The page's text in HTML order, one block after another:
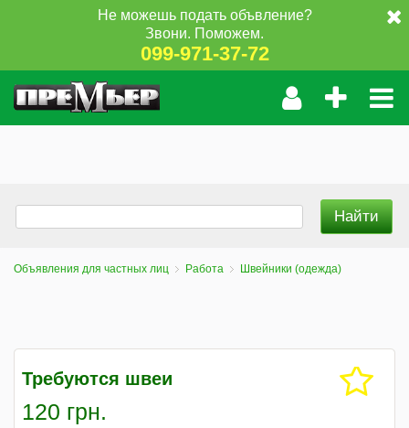
Не можешь подать объвление?
Звони. Поможем.
099-971-37-72
Объявления для частных лиц Работа Швейники (одежда)
Требуются швеи
120 грн.